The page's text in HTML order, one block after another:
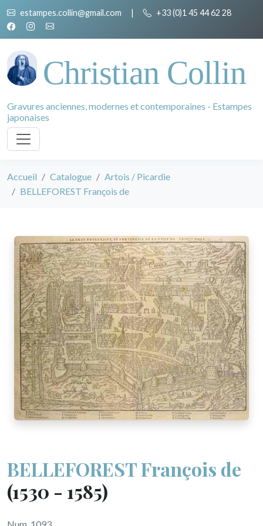
estampes.collin@gmail.com | +33 (0)1 45 44 62 28
Christian Collin
Gravures anciennes, modernes et contemporaines - Estampes
japonaises
Accueil Catalogue
Artois / Picardie
BELLEFOREST François de
BELLEFOREST François de
(1530 - 1585)